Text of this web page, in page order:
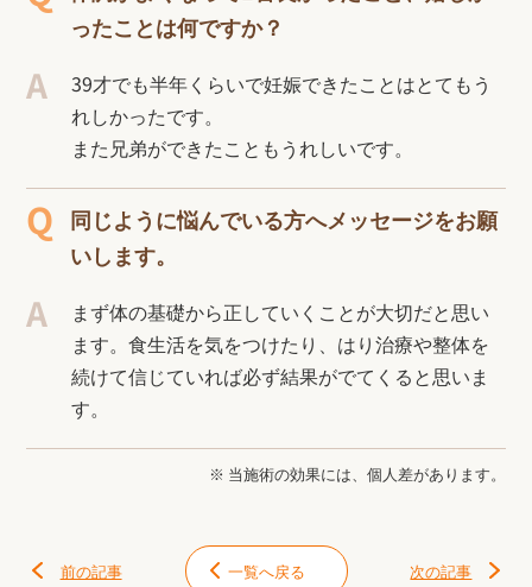
ったことは何ですか？
39才でも半年くらいで妊娠できたことはとてもう
れしかったです。
また兄弟ができたこともうれしいです。
同じように悩んでいる方へメッセージをお願
いします。
まず体の基礎から正していくことが大切だと思い
ます。食生活を気をつけたり、はり治療や整体を
続けて信じていれば必ず結果がでてくると思いま
す。
※ 当施術の効果には、個人差があります。
前の記事 一覧へ戻る 次の記事